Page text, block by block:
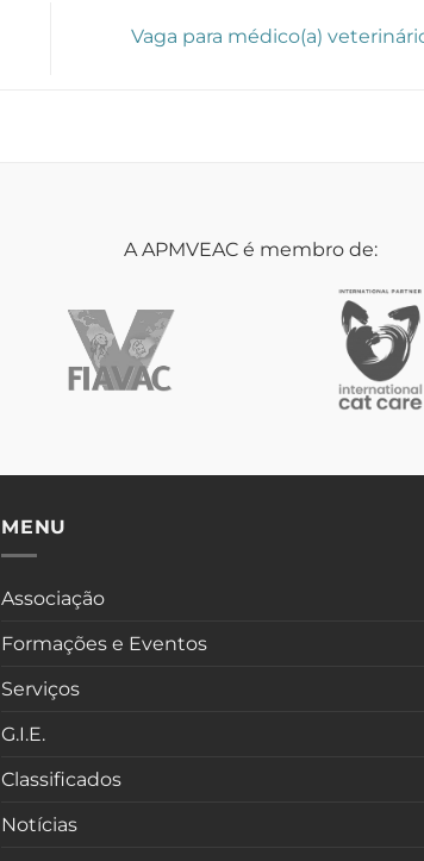
Vaga para médico(a)
A APMVEAC é membro de:
MENU
Associação
Formações e Eventos
Serviços
G.I.E.
Classificados
Notícias